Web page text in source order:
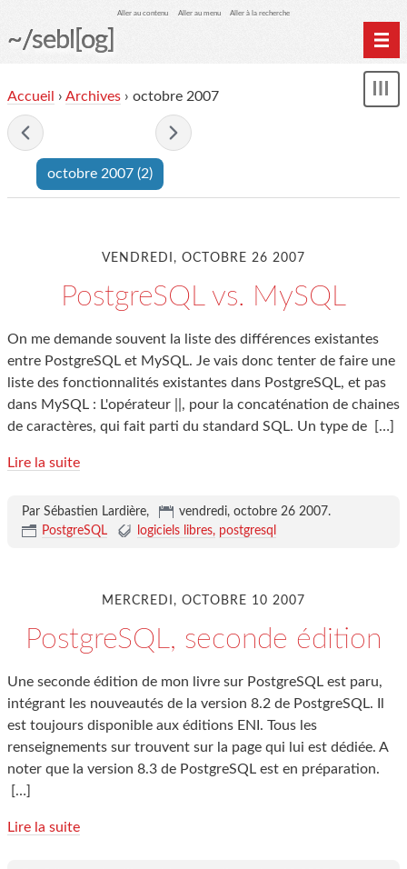
Aller au contenu Aller au menu Aller à la recherche
~/sebl[og]
Accueil › Archives › octobre 2007
octobre 2007 (2)
VENDREDI, OCTOBRE 26 2007
PostgreSQL vs. MySQL
On me demande souvent la liste des différences existantes
entre PostgreSQL et MySQL. Je vais donc tenter de faire une
liste des fonctionnalités existantes dans PostgreSQL, et pas
dans MySQL : L'opérateur ||, pour la concaténation de chaines
de caractères, qui fait parti du standard SQL. Un type de
[…]
Lire la suite
Par Sébastien Lardière, vendredi, octobre 26 2007.
PostgreSQL
logiciels libres postgresql
MERCREDI, OCTOBRE 10 2007
PostgreSQL, seconde édition
Une seconde édition de mon livre sur PostgreSQL est paru,
intégrant les nouveautés de la version 8.2 de PostgreSQL. Il
est toujours disponible aux éditions ENI. Tous les
renseignements sur trouvent sur la page qui lui est dédiée. A
noter que la version 8.3 de PostgreSQL est en préparation.
[…]
Lire la suite